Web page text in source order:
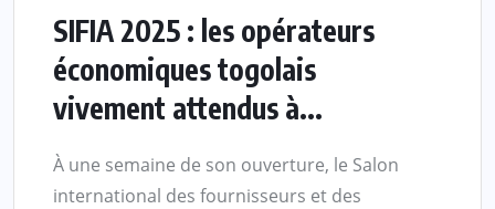
SIFIA 2025 : les opérateurs
économiques togolais
vivement attendus à...
À une semaine de son ouverture, le Salon
international des fournisseurs et des